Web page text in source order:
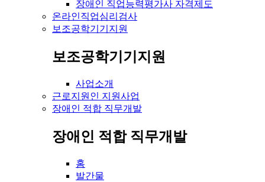
장애인 직업능력평가사 자격제도
온라인직업심리검사
보조공학기기지원
보조공학기기지원
사업소개
근로지원인 지원사업
장애인 적합 직무개발
장애인 적합 직무개발
홈
발간물